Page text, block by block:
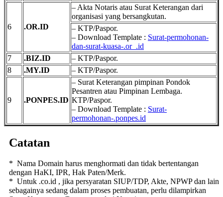
6 .OR.ID
– Akta Notaris atau Surat Keterangan dari
organisasi yang bersangkutan.
– KTP/Paspor.
– Download Template : Surat-permohonan-
dan-surat-kuasa-.or_.id
7
.BIZ.ID
– KTP/Paspor.
8
.MY.ID – KTP/Paspor.
9 .PONPES.ID
– Surat Keterangan pimpinan Pondok
Pesantren atau Pimpinan Lembaga.
KTP/Paspor.
– Download Template : Surat-
permohonan-.ponpes.id
Catatan
* Nama Domain harus menghormati dan tidak bertentangan
dengan HaKI, IPR, Hak Paten/Merk.
* Untuk .co.id , jika persyaratan SIUP/TDP, Akte, NPWP dan lain
sebagainya sedang dalam proses pembuatan, perlu dilampirkan